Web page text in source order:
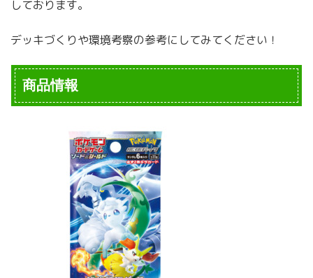
しております。
デッキづくりや環境考察の参考にしてみてください！
商品情報